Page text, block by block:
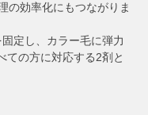
の効率化にもつながりま
定し、カラー毛に弾力
ての方に対応する2剤と